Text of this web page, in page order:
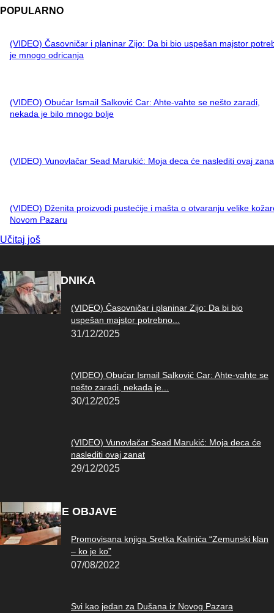
POPULARNO
(VIDEO) Časovničar i planinar Zijo: Da bi bio uspešan majstor
je mnogo odricanja
(VIDEO) Obućar Ismail Salković Car: Ahte-vahte se nešto zaradi,
nekada je bilo mnogo bolje
(VIDEO) Vunovlačar Sead Marukić: Moja deca će naslediti ovaj
(VIDEO) Dženita proizvodi pustećije i mašta o otvaranju velike
Novom Pazaru
Učitaj još
IZBOR UREDNIKA
(VIDEO) Časovničar i planinar Zijo: Da bi bio
uspešan majstor potrebno...
31/12/2025
(VIDEO) Obućar Ismail Salković Car: Ahte-vahte se
nešto zaradi, nekada je...
30/12/2025
(VIDEO) Vunovlačar Sead Marukić: Moja deca će
naslediti ovaj zanat
29/12/2025
POPULARNE OBJAVE
Promovisana knjiga Sretka Kalinića “Zemunski klan
– ko je ko”
07/08/2022
Svi kao jedan za Dušana iz Novog Pazara